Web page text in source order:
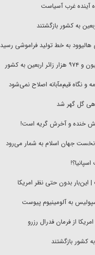
آینده غرب آسیاست
هالیوود به خط تولید فراموشی رسید
به کشور
و نگاه قیم‌مآبانه اصلاح نمی‌شود
گل گهر شد
خنده و آخرش گریه است!
جهان اسلام به شمار می‌رود
بدون حتی نظر امریکا
به آلومینیوم پیوست
از فرمان فدرال رزرو